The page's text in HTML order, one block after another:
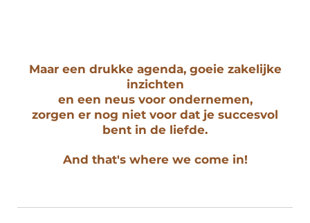
Maar een drukke agenda, goeie zakelijke
inzichten
en een neus voor ondernemen,
zorgen er nog niet voor dat je succesvol
bent in de liefde.
And that's where we come in!